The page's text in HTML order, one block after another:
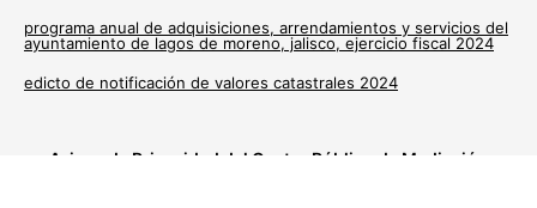
programa anual de adquisiciones, arrendamientos y servicios del
ayuntamiento de lagos de moreno, jalisco, ejercicio fiscal 2024
edicto de notificación de valores catastrales 2024
Avisos de Privacidad del Centro Público de Mediación